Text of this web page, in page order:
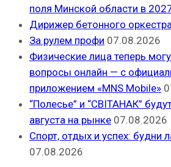
поля Минской области в
Дирижер бетонного оркестра
За рулем профи 07.08.2026
Физические лица теперь
вопросы онлайн — с
приложением «MNS Mobile»
“Полесье” и “СВІТАНАК”
августа на рынке 07.08.2026
Спорт, отдых и успех: будни
07.08.2026